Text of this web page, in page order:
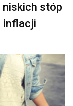
niskich stóp
inflacji